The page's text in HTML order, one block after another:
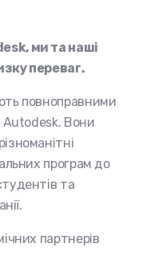
ми та наші
переваг.
повноправними
Autodesk. Вони
програм до
та
партнерів